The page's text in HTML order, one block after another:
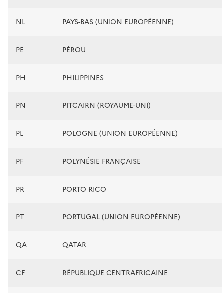
NL PAYS-BAS (UNION EUROPÉENNE)
PE PÉROU
PH PHILIPPINES
PN PITCAIRN (ROYAUME-UNI)
PL POLOGNE (UNION EUROPÉENNE)
PF POLYNÉSIE FRANÇAISE
PR PORTO RICO
PT PORTUGAL (UNION EUROPÉENNE)
QA QATAR
CF RÉPUBLIQUE CENTRAFRICAINE